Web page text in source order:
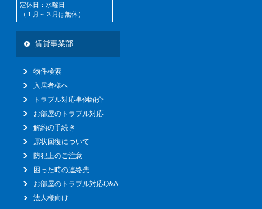
定休日：水曜日
（１月～３月は無休）
賃貸事業部
物件検索
入居者様へ
トラブル対応事例紹介
お部屋のトラブル対応
解約の手続き
原状回復について
防犯上のご注意
困った時の連絡先
お部屋のトラブル対応Q&A
法人様向け